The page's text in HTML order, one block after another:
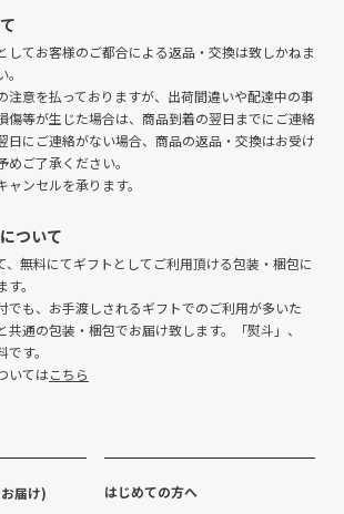
してお客様のご都合による返品・交換は致しかねま
注意を払っておりますが、出荷間違いや配達中の事
傷等が生じた場合は、商品到着の翌日までにご連絡
日にご連絡がない場合、商品の返品・交換はお受け
めご了承ください。
ンセルを承ります。
ついて
、無料にてギフトとしてご利用頂ける包装・梱包に
。
でも、お手渡しされるギフトでのご利用が多いた
共通の包装・梱包でお届け致します。「熨斗」、
す。
いてはこちら
届け)
はじめての方へ